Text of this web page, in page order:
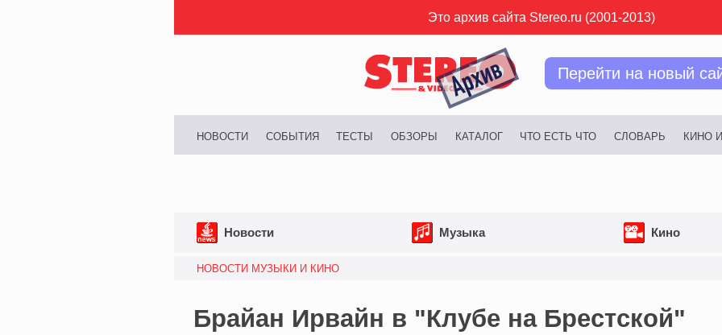
Это архив сайта Stereo.ru (2001-2013)
Перейти на новый
НОВОСТИ СОБЫТИЯ ТЕСТЫ ОБЗОРЫ КАТАЛОГ ЧТО ЕСТЬ ЧТО СЛОВАРЬ КИНО
Новости Музыка Кино
НОВОСТИ МУЗЫКИ И КИНО
Брайан Ирвайн в "Клубе на Брестской"